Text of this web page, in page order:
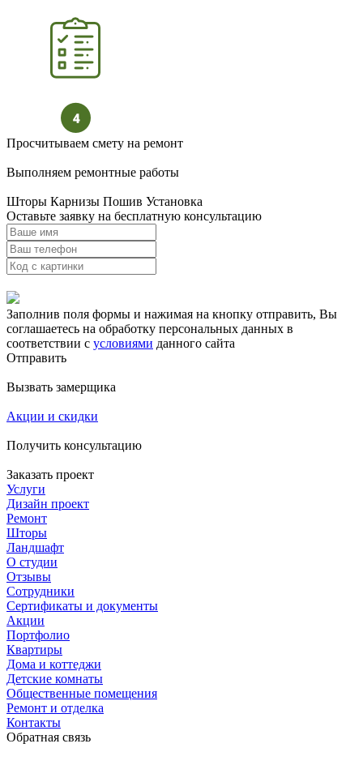
Просчитываем смету на ремонт
Выполняем ремонтные работы
Шторы Карнизы Пошив Установка
Оставьте заявку на бесплатную консультацию
Заполнив поля формы и нажимая на кнопку отправить, Вы
соглашаетесь на обработку персональных данных в
соответствии с условиями данного сайта
Отправить
Вызвать замерщика
Акции и скидки
Получить консультацию
Заказать проект
Услуги
Дизайн проект
Ремонт
Шторы
Ландшафт
О студии
Отзывы
Сотрудники
Сертификаты и документы
Акции
Портфолио
Квартиры
Дома и коттеджи
Детские комнаты
Общественные помещения
Ремонт и отделка
Контакты
Обратная связь